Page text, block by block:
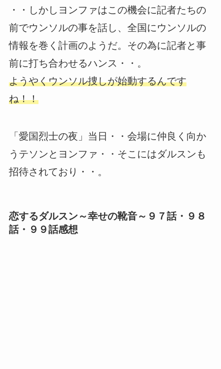
・・しかしヨンファはこの機会に記者たちの
前でウンソルの事を話し、全国にウンソルの
情報を巻く計画のようだ。その為に記者と事
前に打ち合わせるハンス・・。
ようやくウンソル捜しが始動するんです
ね！！
「愛国烈士の夜」当日・・会場に仲良く向か
うテソンとヨンファ・・そこにはダルスンも
招待されており・・。
恋するダルスン～幸せの靴音～９７話・９８
話・９９話感想